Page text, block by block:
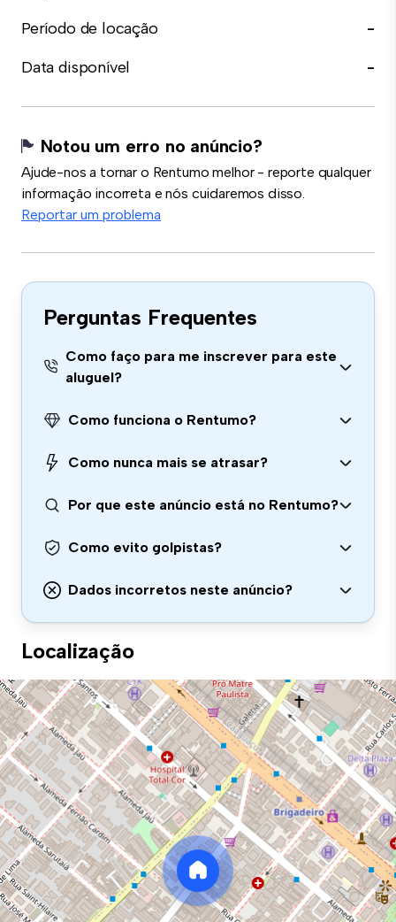
Período de locação
-
Data disponível
-
Notou um erro no anúncio?
Ajude-nos a tornar o Rentumo melhor - reporte qualquer
informação incorreta e nós cuidaremos disso.
Reportar um problema
Perguntas Frequentes
Como faço para me inscrever para este
aluguel?
Como funciona o Rentumo?
Como nunca mais se atrasar?
Por que este anúncio está no Rentumo?
Como evito golpistas?
Dados incorretos neste anúncio?
Localização